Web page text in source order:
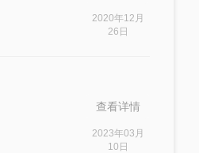
2020年12月
26日
查看详情
2023年03月
10日